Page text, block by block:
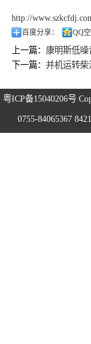
http://
百度分享： QQ
上一篇： 康明斯低
下一篇：并机运转柴
粤ICP备15040206号
0755-84065367
CPG原厂整机